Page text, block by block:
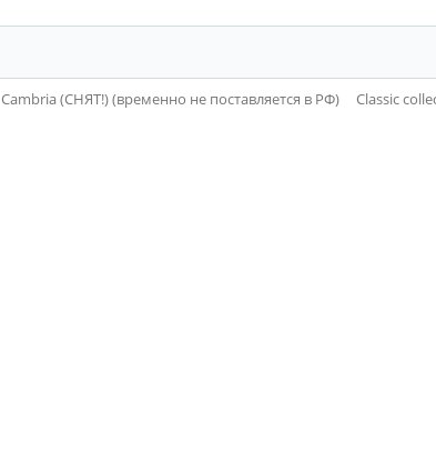
Cambria (СНЯТ!) (временно не поставляется в РФ) Classic